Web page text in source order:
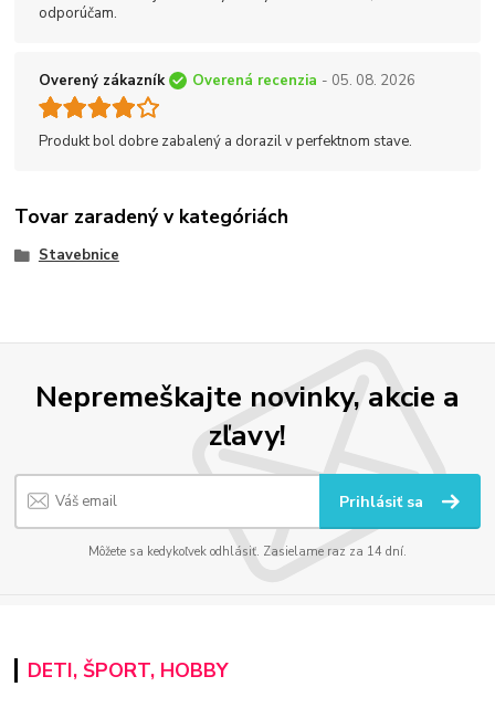
odporúčam.
Overený zákazník Overená recenzia - 05. 08. 2026
Produkt bol dobre zabalený a dorazil v perfektnom stave.
Tovar zaradený v kategóriách
Stavebnice
Nepremeškajte novinky, akcie a
zľavy!
Prihlásiť sa
Môžete sa kedykoľvek odhlásiť. Zasielame raz za 14 dní.
DETI, ŠPORT, HOBBY